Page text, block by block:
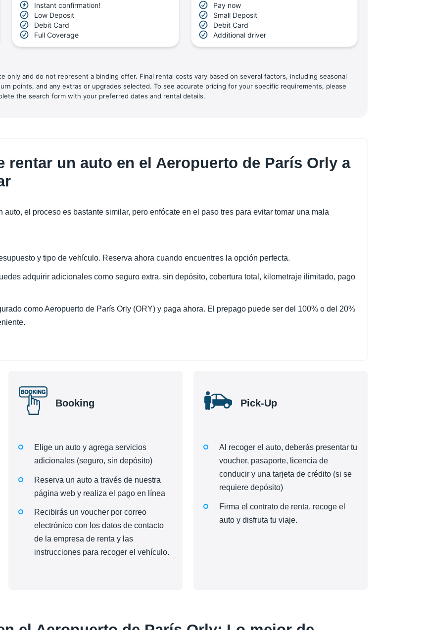
Instant confirmation!
Low Deposit
Debit Card
Full Coverage
Pay now
Small Deposit
Debit Card
Additional driver
only and do not represent a binding offer. Final rental costs vary based on several factors, including seasonal
points, and any extras or upgrades selected. To see accurate pricing for your specific requirements, please
the search form with your preferred dates and rental details.
rentar un auto en el Aeropuerto de París Orly a
auto, el proceso es bastante similar, pero enfócate en el paso tres para evitar tomar una mala
y tipo de vehículo. Reserva ahora cuando encuentres la opción perfecta.
adquirir adicionales como seguro extra, sin depósito, cobertura total, kilometraje ilimitado, pago
como Aeropuerto de París Orly (ORY) y paga ahora. El prepago puede ser del 100% o del 20%
Booking
Elige un auto y agrega servicios
adicionales (seguro, sin depósito)
Reserva un auto a través de nuestra
página web y realiza el pago en línea
Recibirás un voucher por correo
electrónico con los datos de contacto
de la empresa de renta y las
instrucciones para recoger el vehículo.
Pick-Up
Al recoger el auto, deberás presentar tu
voucher, pasaporte, licencia de
conducir y una tarjeta de crédito (si se
requiere depósito)
Firma el contrato de renta, recoge el
auto y disfruta tu viaje.